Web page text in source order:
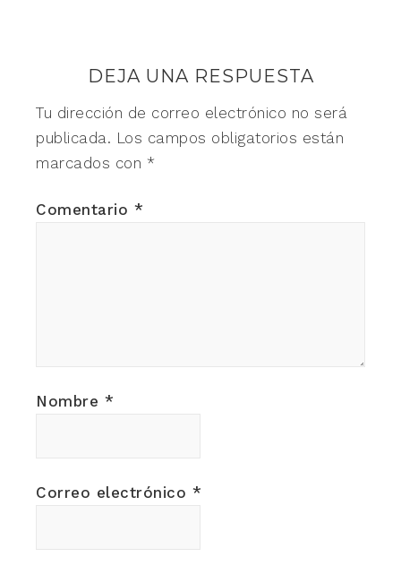
DEJA UNA RESPUESTA
Tu dirección de correo electrónico no será
publicada. Los campos obligatorios están
marcados con *
Comentario *
Nombre *
Correo electrónico *